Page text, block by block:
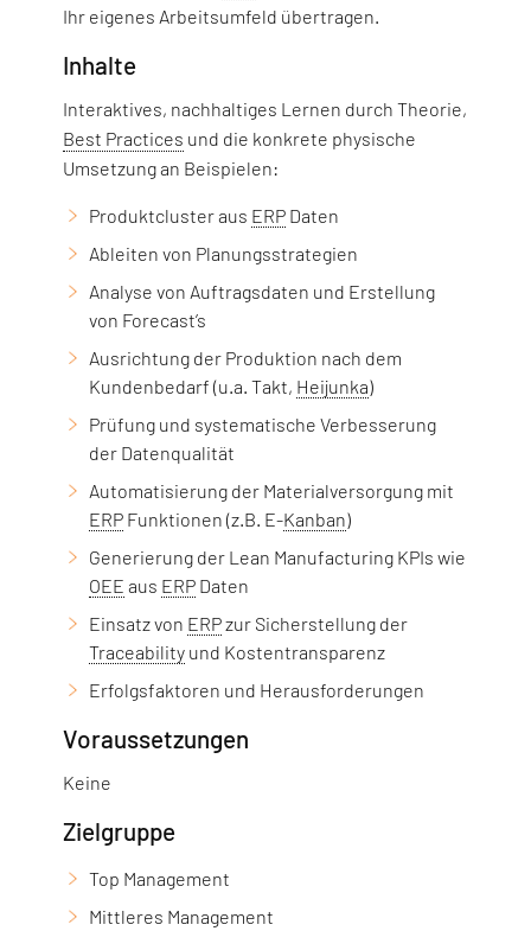
Ihr eigenes Arbeitsumfeld übertragen.
Inhalte
Interaktives, nachhaltiges Lernen durch Theorie,
Best Practices und die konkrete physische
Umsetzung an Beispielen:
Produktcluster aus ERP Daten
Ableiten von Planungsstrategien
Analyse von Auftragsdaten und Erstellung
von Forecast’s
Ausrichtung der Produktion nach dem
Kundenbedarf (u.a. Takt, Heijunka)
Prüfung und systematische Verbesserung
der Datenqualität
Automatisierung der Materialversorgung mit
ERP Funktionen (z.B. E-Kanban)
Generierung der Lean Manufacturing KPIs wie
OEE aus ERP Daten
Einsatz von ERPzur Sicherstellung der
Traceability und Kostentransparenz
Erfolgsfaktoren und Herausforderungen
Voraussetzungen
Keine
Zielgruppe
Top Management
Mittleres Management